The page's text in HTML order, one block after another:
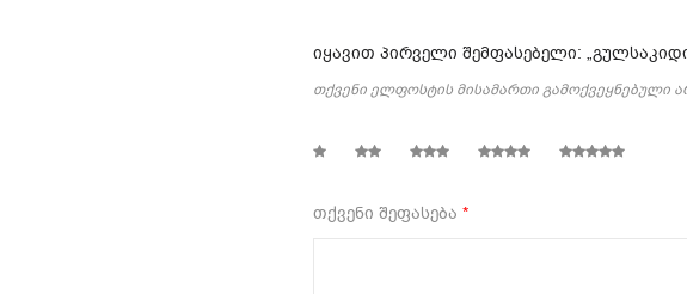
იყავით პირველი შემფასებელი:
თქვენი ელფოსტის მისამართი გამოქვეყნებული
თქვენი შეფასება *